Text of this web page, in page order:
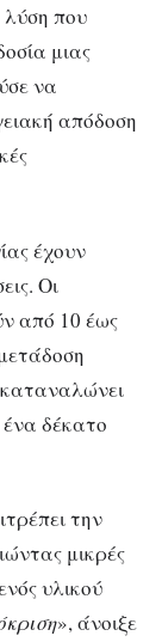
λύση που
μιας
να
απόδοση
έχουν
Οι
από 10 έως
καταναλώνει
ένα δέκατο
την
μικρές
υλικού
», άνοιξε